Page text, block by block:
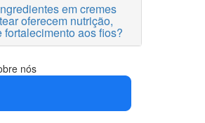
em cremes
oferecem nutrição,
fortalecimento aos fios?
nós